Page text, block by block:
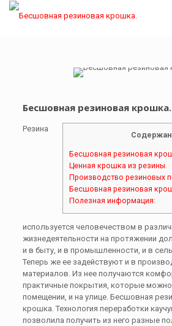
Бесшовная резиновая крошка.
Бесшовная резиновая
Ценная крошка из резины.
Производство резиновых
Бесшовная резиновая
Полезная информация:
Резина
используется человечеством в
жизнедеятельности на протяжении
и в быту, и в промышленности, и в
Теперь же ее задействуют и в
материалов. Из нее получаются
практичные покрытия, которые
помещении, и на улице. Бесшовная
крошка. Технология переработки
позволила получить из него разные